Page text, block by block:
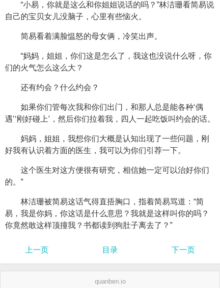
“小易，你就是这么和你姐姐说话的吗？”林洁珊看简易说
自己的宝贝女儿没脑子，心里有些恼火。
简易看着满脸愠怒的母女俩，冷笑出声。
“妈妈，姐姐，你们这是怎么了，我这也没说什么呀，你
们的火气怎么这么大？
还有约会？什么约会？
如果你们管每次我和你们出门，和那人总是能各种‘偶
遇’‘刚好碰上’，然后你们拉着我，四人一起吃饭叫约会的话。
妈妈，姐姐，我想你们大概是认知出现了一些问题，刚
好我有认识着方面的医生，我可以为你们引荐一下。
这个医生对这方便很有研究，相信她一定可以治好你们
的。”
林洁珊被简易这话气得直捂胸口，指着简易骂道：“简
易，我是你妈，你这话是什么意思？我就是这样叫你的吗？
你竟然敢这样顶撞我？书都读到狗肚子离去了？”
上一页 目录 下一页
quanben.io